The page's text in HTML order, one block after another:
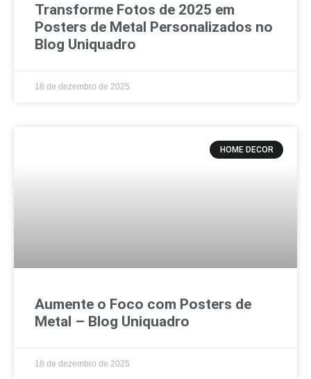
Transforme Fotos de 2025 em
Posters de Metal Personalizados no
Blog Uniquadro
18 de dezembro de 2025
HOME DECOR
Aumente o Foco com Posters de
Metal – Blog Uniquadro
18 de dezembro de 2025